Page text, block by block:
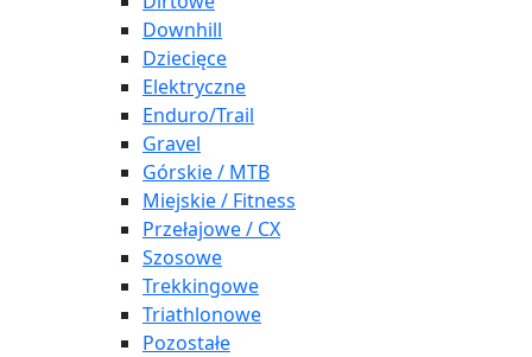
Downhill
Dziecięce
Elektryczne
Enduro/Trail
Gravel
Górskie / MTB
Miejskie / Fitness
Przełajowe / CX
Szosowe
Trekkingowe
Triathlonowe
Pozostałe